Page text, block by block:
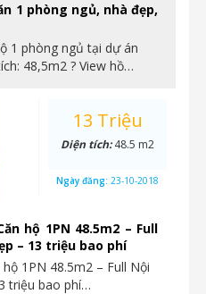
1 phòng ngủ, nhà đẹp,
1 phòng ngủ tại dự án
48,5m2 ? View hồ…
hộ 1PN 48.5m2 – Full
– 13 triệu bao phí
1PN 48.5m2 – Full Nội
triệu bao phí…
13 Triệu
Diện tích:48.5 m2
Ngày đăng: 23-10-2018